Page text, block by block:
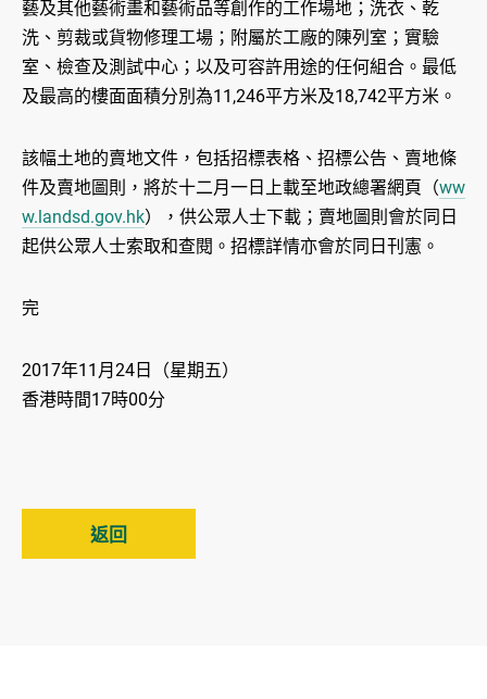
藝及其他藝術畫和藝術品等創作的工作場地；洗衣、乾
洗、剪裁或貨物修理工場；附屬於工廠的陳列室；實驗
室、檢查及測試中心；以及可容許用途的任何組合。最低
及最高的樓面面積分別為11,246平方米及18,742平方米。
該幅土地的賣地文件，包括招標表格、招標公告、賣地條
件及賣地圖則，將於十二月一日上載至地政總署網頁（ww
w.landsd.gov.hk），供公眾人士下載；賣地圖則會於同日
起供公眾人士索取和查閱。招標詳情亦會於同日刊憲。
完
2017年11月24日（星期五）
香港時間17時00分
返回